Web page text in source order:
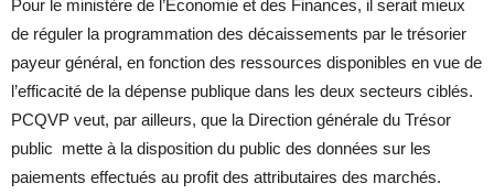
Pour le ministère de l’Economie et des Finances, il serait mieux
de réguler la programmation des décaissements par le trésorier
payeur général, en fonction des ressources disponibles en vue de
l’efficacité de la dépense publique dans les deux secteurs ciblés.
PCQVP veut, par ailleurs, que la Direction générale du Trésor
public mette à la disposition du public des données sur les
paiements effectués au profit des attributaires des marchés.